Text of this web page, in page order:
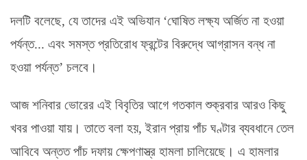
দলটি বলেছে, যে তাদের এই অভিযান ‘ঘোষিত লক্ষ্য অর্জিত না হওয়া
পর্যন্ত... এবং সমস্ত প্রতিরোধ ফ্রন্টের বিরুদ্ধে আগ্রাসন বন্ধ না
হওয়া পর্যন্ত’ চলবে।
আজ শনিবার ভোরের এই বিবৃতির আগে গতকাল শুক্রবার আরও কিছু
খবর পাওয়া যায়। তাতে বলা হয়, ইরান প্রায় পাঁচ ঘণ্টার ব্যবধানে তেল
আবিবে অন্তত পাঁচ দফায় ক্ষেপণাস্ত্র হামলা চালিয়েছে। এ হামলার